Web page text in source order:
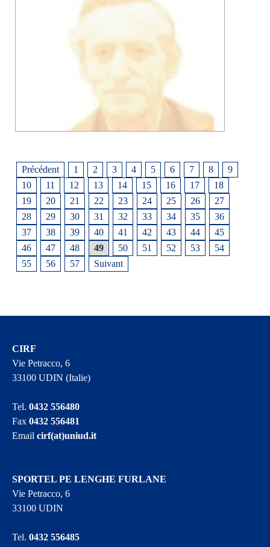
Précédent 1 2 3 4 5 6 7 8
9
10
11 12 13 14 15 16 17
18
19
20 21 22 23 24 25 26
27
28
29 30 31 32 33 34 35
36
37
38 39 40 41 42 43 44
45
46
47 48 49 50 51 52 53
54
55
56 57 Suivant
CIRF
Vie Petracco, 6
33100 UDIN (Italie)
Tel.0432 556480
Fax0432 556481
Emailcirf(at)uniud.it
SPORTEL PE LENGHE FURLANE
Vie Petracco, 6
33100 UDIN
Tel.0432 556485